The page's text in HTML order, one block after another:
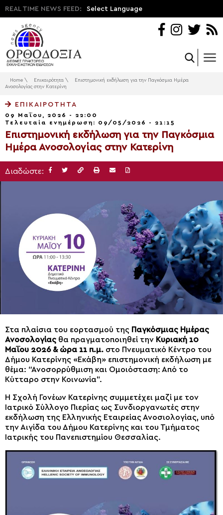
REAL TIME NEWS FEED: Select Language
Home \ Επικαιρότητα \
Επιστημονική εκδήλωση για την Παγκόσμια Ημέρα
Ανοσολογίας στην Κατερίνη
ΕΠΙΚΑΙΡΌΤΗΤΑ
09 Μαΐου, 2026 - 22:00
Τελευταία ενημέρωση: 09/05/2026 - 21:15
Επιστημονική εκδήλωση για την Παγκόσμια
Ημέρα Ανοσολογίας στην Κατερίνη
Διαδώστε:
Στα πλαίσια του εορτασμού της Παγκόσμιας Ημέρας
Ανοσολογίας θα πραγματοποιηθεί την Κυριακή 10
Μαΐου 2026 & ώρα 11 π.μ. στο Πνευματικό Κέντρο του
Δήμου Κατερίνης «Εκάβη» επιστημονική εκδήλωση με
θέμα: “Ανοσορρύθμιση και Ομοιόσταση: Από το
Κύτταρο στην Κοινωνία”.
Η Σχολή Γονέων Κατερίνης συμμετέχει μαζί με τον
Ιατρικό Σύλλογο Πιερίας ως Συνδιοργανωτές στην
εκδήλωση της Ελληνικής Εταιρείας Ανοσιολογίας, υπό
την Αιγίδα του Δήμου Κατερίνης και του Τμήματος
Ιατρικής του Πανεπιστημίου Θεσσαλίας.